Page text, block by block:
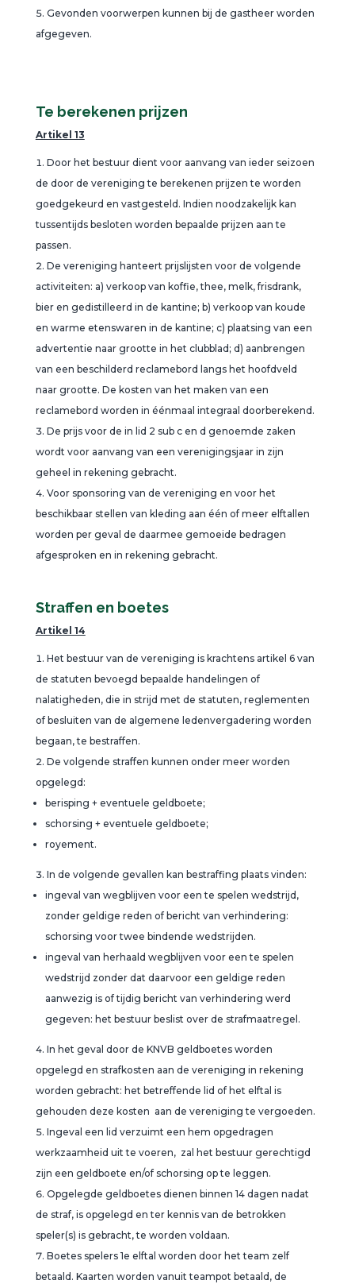
Gevonden voorwerpen kunnen bij de gastheer worden
afgegeven.
Te berekenen prijzen
Artikel 13
Door het bestuur dient voor aanvang van ieder seizoen
de door de vereniging te berekenen prijzen te worden
goedgekeurd en vastgesteld. Indien noodzakelijk kan
tussentijds besloten worden bepaalde prijzen aan te
passen.
De vereniging hanteert prijslijsten voor de volgende
activiteiten: a) verkoop van koffie, thee, melk, frisdrank,
bier en gedistilleerd in de kantine; b) verkoop van koude
en warme etenswaren in de kantine; c) plaatsing van een
advertentie naar grootte in het clubblad; d) aanbrengen
van een beschilderd reclamebord langs het hoofdveld
naar grootte. De kosten van het maken van een
reclamebord worden in éénmaal integraal doorberekend.
De prijs voor de in lid 2 sub c en d genoemde zaken
wordt voor aanvang van een verenigingsjaar in zijn
geheel in rekening gebracht.
Voor sponsoring van de vereniging en voor het
beschikbaar stellen van kleding aan één of meer elftallen
worden per geval de daarmee gemoeide bedragen
afgesproken en in rekening gebracht.
Straffen en boetes
Artikel 14
Het bestuur van de vereniging is krachtens artikel 6 van
de statuten bevoegd bepaalde handelingen of
nalatigheden, die in strijd met de statuten, reglementen
of besluiten van de algemene ledenvergadering worden
begaan, te bestraffen.
De volgende straffen kunnen onder meer worden
opgelegd:
berisping + eventuele geldboete;
schorsing + eventuele geldboete;
royement.
In de volgende gevallen kan bestraffing plaats vinden:
ingeval van wegblijven voor een te spelen wedstrijd,
zonder geldige reden of bericht van verhindering:
schorsing voor twee bindende wedstrijden.
ingeval van herhaald wegblijven voor een te spelen
wedstrijd zonder dat daarvoor een geldige reden
aanwezig is of tijdig bericht van verhindering werd
gegeven: het bestuur beslist over de strafmaatregel.
In het geval door de KNVB geldboetes worden
opgelegd en strafkosten aan de vereniging in rekening
worden gebracht: het betreffende lid of het elftal is
gehouden deze kosten aan de vereniging te vergoeden.
Ingeval een lid verzuimt een hem opgedragen
werkzaamheid uit te voeren, zal het bestuur gerechtigd
zijn een geldboete en/of schorsing op te leggen.
Opgelegde geldboetes dienen binnen 14 dagen nadat
de straf, is opgelegd en ter kennis van de betrokken
speler(s) is gebracht, te worden voldaan.
Boetes spelers 1e elftal worden door het team zelf
betaald. Kaarten worden vanuit teampot betaald, de